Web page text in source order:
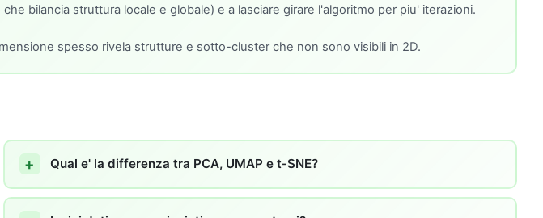
bilancia struttura locale e globale) e a lasciare girare l'algoritmo per piu' iterazioni.
spesso rivela strutture e sotto-cluster che non sono visibili in 2D.
Qual e' la differenza tra PCA, UMAP e t-SNE?